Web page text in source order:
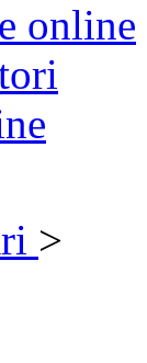
online
>